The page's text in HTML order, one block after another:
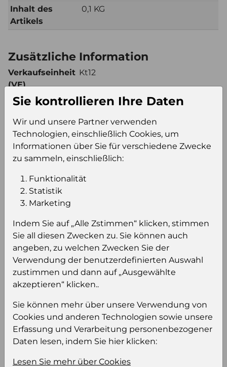
Inhalt des
Artikels
0,1 KG
Zusätzliche Information
Verkaufseinheit
(VE)
Kt12
Verkaufseinheit 400
Konsumeinheit Tfl
Stückzahl pro
Palette
4800
Einloggen um den Preis zu
Sie müssen eingeloggt sein, um Preise zu
sehen und/oder dieses Produkt zu kaufen.
Einloggen Anmeldung für B2B Konto
Produktinformation
Wählen Sie eine Sprache und ein Format für
Ihre Produktdatei aus
Sie kontrollieren Ihre Daten
Wir und unsere Partner verwenden
Technologien, einschließlich Cookies, um
Informationen über Sie für verschiedene Zwecke
zu sammeln, einschließlich:
Funktionalität
Statistik
Marketing
Indem Sie auf „Alle Zstimmen“ klicken, stimmen
Sie all diesen Zwecken zu. Sie können auch
angeben, zu welchen Zwecken Sie der
Verwendung der benutzerdefinierten Auswahl
zustimmen und dann auf „Ausgewählte
akzeptieren“ klicken..
Sie können mehr über unsere Verwendung von
Cookies und anderen Technologien sowie unsere
Erfassung und Verarbeitung personenbezogener
Daten lesen, indem Sie hier klicken:
Lesen Sie mehr über Cookies